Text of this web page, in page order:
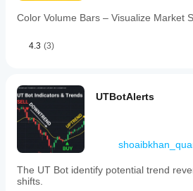
Color Volume Bars – Visualize Market
4.3 (3)
UTBotAlerts
The UT Bot identify potential trend
shifts.